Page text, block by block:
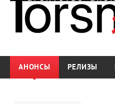
АНОНСЫ РЕЛИЗЫ